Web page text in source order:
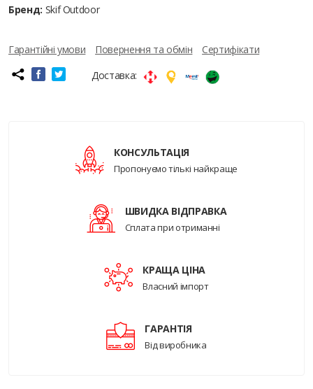
Бренд: Skif Outdoor
Гарантійні умови Повернення та обмін
Сертифікати
Доставка:
КОНСУЛЬТАЦІЯ
Пропонуємо тількі найкраще
ШВИДКА ВІДПРАВКА
Сплата при отриманні
КРАЩА ЦІНА
Власний імпорт
ГАРАНТІЯ
Від виробника